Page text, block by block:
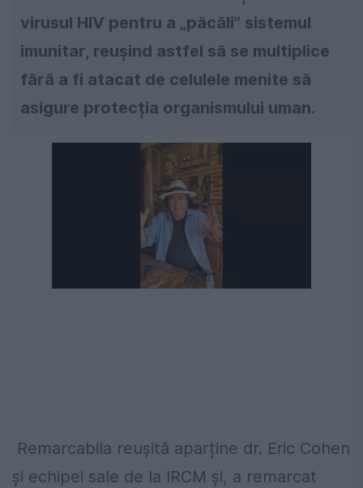
virusul HIV pentru a „păcăli” sistemul
imunitar, reușind astfel să se multiplice
fără a fi atacat de celulele menite să
asigure protecția organismului uman.
Remarcabila reușită aparține dr. Eric Cohen
și echipei sale de la IRCM și, a remarcat